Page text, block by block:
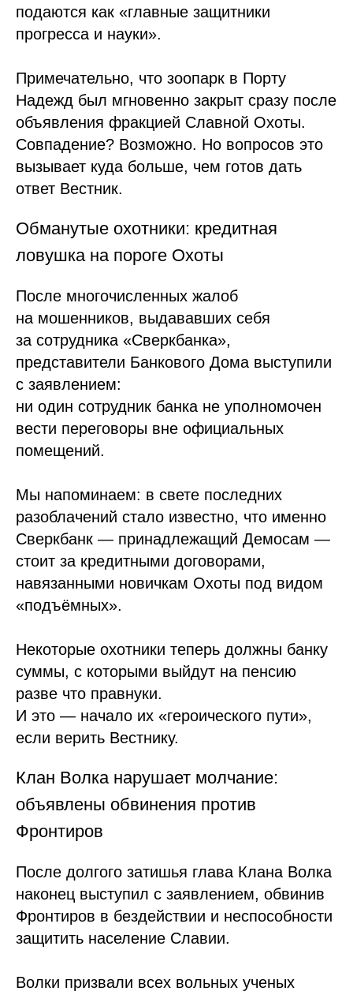
подаются как «главные защитники
прогресса и науки».
Примечательно, что зоопарк в Порту
Надежд был мгновенно закрыт сразу после
объявления фракцией Славной Охоты.
Совпадение? Возможно. Но вопросов это
вызывает куда больше, чем готов дать
ответ Вестник.
Обманутые охотники: кредитная
ловушка на пороге Охоты
После многочисленных жалоб
на мошенников, выдававших себя
за сотрудника «Сверкбанка»,
представители Банкового Дома выступили
с заявлением:
ни один сотрудник банка не уполномочен
вести переговоры вне официальных
помещений.
Мы напоминаем: в свете последних
разоблачений стало известно, что именно
Сверкбанк — принадлежащий Демосам —
стоит за кредитными договорами,
навязанными новичкам Охоты под видом
«подъёмных».
Некоторые охотники теперь должны банку
суммы, с которыми выйдут на пенсию
разве что правнуки.
И это — начало их «героического пути»,
если верить Вестнику.
Клан Волка нарушает молчание:
объявлены обвинения против
Фронтиров
После долгого затишья глава Клана Волка
наконец выступил с заявлением, обвинив
Фронтиров в бездействии и неспособности
защитить население Славии.
Волки призвали всех вольных ученых